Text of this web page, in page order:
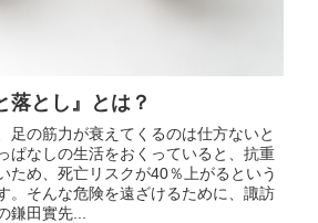
落とし』とは？
足の筋力が衰えてくるのは仕方ないと
ぱなしの生活をおくっていると、抗重
ため、死亡リスクが40％上がるという
。そんな危険を遠ざけるために、諏訪
鎌田實先...